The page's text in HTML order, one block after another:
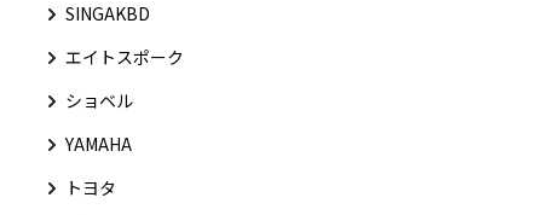
SINGAKBD
エイトスポーク
ショベル
YAMAHA
トヨタ